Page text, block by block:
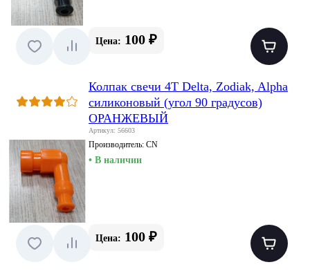
Цена: 100 ₽
Колпак свечи 4T Delta, Zodiak, Alpha
силиконовый (угол 90 градусов)
ОРАНЖЕВЫЙ
Артикул: 56603
Производитель: CN
• В наличии
Цена: 100 ₽